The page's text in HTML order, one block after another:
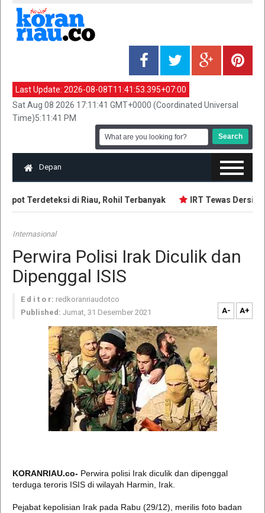
Last Update: 2026-08-08T11:41:53.395+07:00
Sat Aug 08 2026 17:11:41 GMT+0000 (Coordinated Universal
Time)5:11:41 PM
Depan
Terdeteksi di Riau, Rohil Terbanyak IRT Tewas
Internasional
Perwira Polisi Irak Diculik dan
Dipenggal ISIS
E d i t o r: redkoranriaudotco
Published: Jumat, 31 Desember 2021 A- A+
KORANRIAU.co- Perwira polisi Irak diculik dan dipenggal
terduga teroris ISIS di wilayah Harmin, Irak.
Pejabat kepolisian Irak pada Rabu (29/12), merilis foto badan